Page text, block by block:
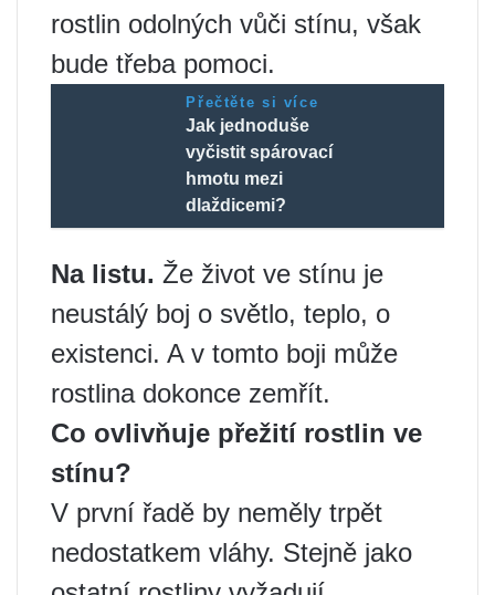
rostlin odolných vůči stínu, však
bude třeba pomoci.
Přečtěte si více
Jak jednoduše
vyčistit spárovací
hmotu mezi
dlaždicemi?
Na listu. Že život ve stínu je
neustálý boj o světlo, teplo, o
existenci. A v tomto boji může
rostlina dokonce zemřít.
Co ovlivňuje přežití rostlin ve
stínu?
V první řadě by neměly trpět
nedostatkem vláhy. Stejně jako